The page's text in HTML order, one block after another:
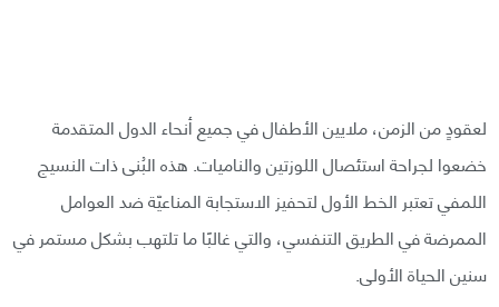
لعقودٍ من الزمن، ملايين الأطفال في جميع أنحاء الدول المتقدمة
خضعوا لجراحة استئصال اللوزتين والناميات. هذه البُنى ذات النسيج
اللمفي تعتبر الخط الأول لتحفيز الاستجابة المناعيّة ضد العوامل
الممرضة في الطريق التنفسي، والتي غالبًا ما تلتهب بشكل مستمر في
سنين الحياة الأولى.